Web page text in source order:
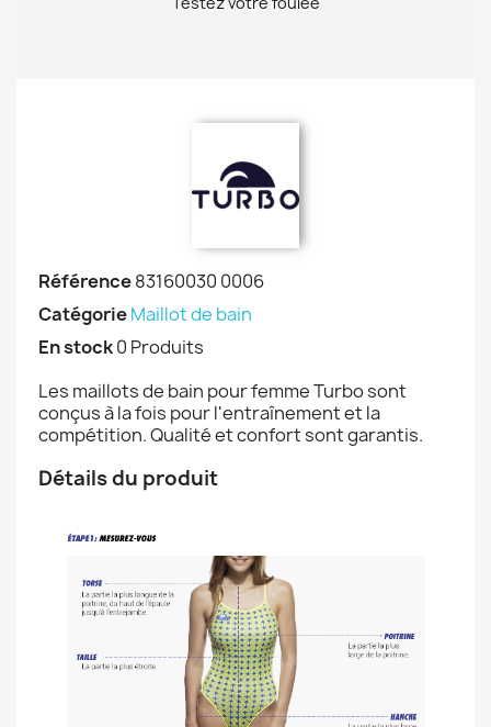
Référence83160030 0006
CatégorieMaillot de bain
En stock0 Produits
Les maillots de bain pour femme Turbo sont
conçus à la fois pour l'entraînement et la
compétition. Qualité et confort sont garantis.
Détails du produit